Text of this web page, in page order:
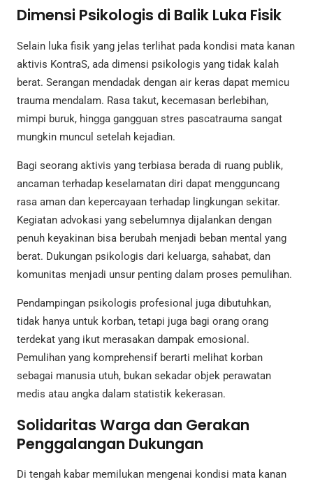
Dimensi Psikologis di Balik Luka Fisik
Selain luka fisik yang jelas terlihat pada kondisi mata kanan
aktivis KontraS, ada dimensi psikologis yang tidak kalah
berat. Serangan mendadak dengan air keras dapat memicu
trauma mendalam. Rasa takut, kecemasan berlebihan,
mimpi buruk, hingga gangguan stres pascatrauma sangat
mungkin muncul setelah kejadian.
Bagi seorang aktivis yang terbiasa berada di ruang publik,
ancaman terhadap keselamatan diri dapat mengguncang
rasa aman dan kepercayaan terhadap lingkungan sekitar.
Kegiatan advokasi yang sebelumnya dijalankan dengan
penuh keyakinan bisa berubah menjadi beban mental yang
berat. Dukungan psikologis dari keluarga, sahabat, dan
komunitas menjadi unsur penting dalam proses pemulihan.
Pendampingan psikologis profesional juga dibutuhkan,
tidak hanya untuk korban, tetapi juga bagi orang orang
terdekat yang ikut merasakan dampak emosional.
Pemulihan yang komprehensif berarti melihat korban
sebagai manusia utuh, bukan sekadar objek perawatan
medis atau angka dalam statistik kekerasan.
Solidaritas Warga dan Gerakan
Penggalangan Dukungan
Di tengah kabar memilukan mengenai kondisi mata kanan